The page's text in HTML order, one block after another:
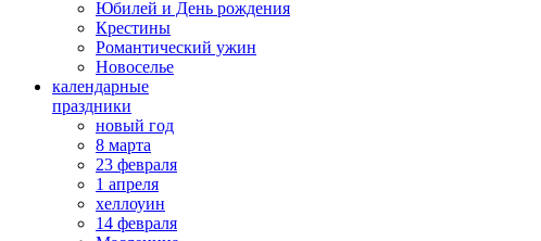
Юбилей и День рождения
Крестины
Романтический ужин
Новоселье
календарные
праздники
новый год
8 марта
23 февраля
1 апреля
хеллоуин
14 февраля